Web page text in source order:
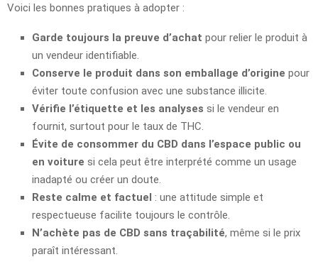
Voici les bonnes pratiques à adopter :
Garde toujours la preuve d’achat pour relier le produit à
un vendeur identifiable.
Conserve le produit dans son emballage d’origine pour
éviter toute confusion avec une substance illicite.
Vérifie l’étiquette et les analyses si le vendeur en
fournit, surtout pour le taux de THC.
Évite de consommer du CBD dans l’espace public ou
en voiture si cela peut être interprété comme un usage
inadapté ou créer un doute.
Reste calme et factuel : une attitude simple et
respectueuse facilite toujours le contrôle.
N’achète pas de CBD sans traçabilité, même si le prix
paraît intéressant.